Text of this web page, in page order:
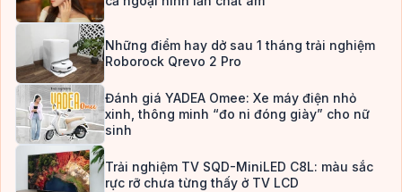
Những điểm hay dở sau 1 tháng trải nghiệm
Roborock Qrevo 2 Pro
Đánh giá YADEA Omee: Xe máy điện nhỏ
xinh, thông minh “đo ni đóng giày” cho nữ
sinh
Trải nghiệm TV SQD-MiniLED C8L: màu sắc
rực rỡ chưa từng thấy ở TV LCD